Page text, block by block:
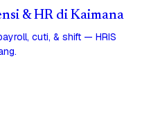
& HR di Kaimana
cuti, & shift — HRIS